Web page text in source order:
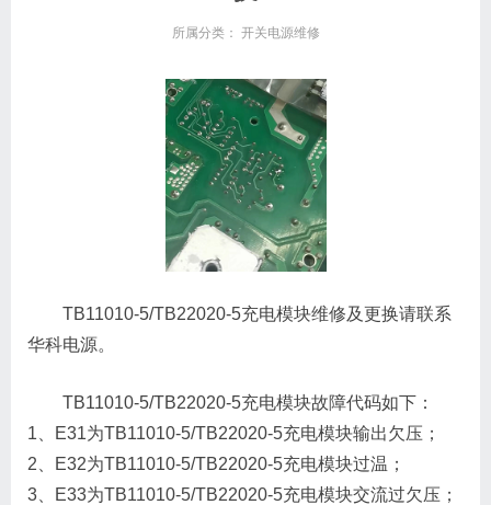
所属分类： 开关电源维修
TB11010-5/TB22020-5充电模块维修及更换请联系
华科电源。
TB11010-5/TB22020-5充电模块故障代码如下：
1、E31为TB11010-5/TB22020-5充电模块输出欠压；
2、E32为TB11010-5/TB22020-5充电模块过温；
3、E33为TB11010-5/TB22020-5充电模块交流过欠压；